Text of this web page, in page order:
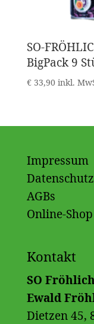
SO-
BigPack 9
€33,90 inkl.
Impressum
Datenschutz
AGBs
Online-Shop
Kontakt
SO
Ewald
Dietzen 45,